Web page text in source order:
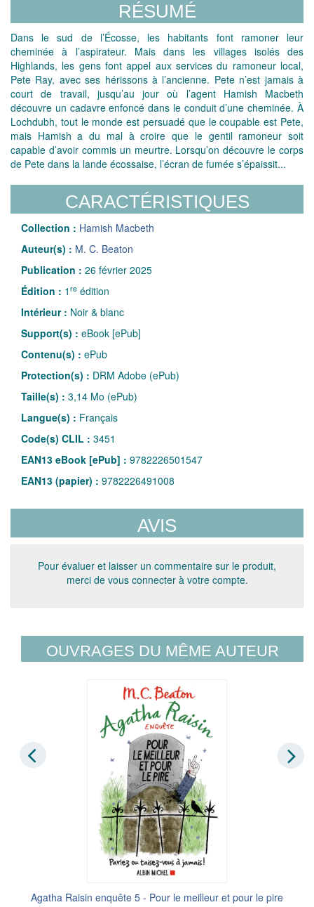
RÉSUMÉ
Dans le sud de l’Écosse, les habitants font ramoner leur
cheminée à l’aspirateur. Mais dans les villages isolés des
Highlands, les gens font appel aux services du ramoneur local,
Pete Ray, avec ses hérissons à l’ancienne. Pete n’est jamais à
court de travail, jusqu’au jour où l’agent Hamish Macbeth
découvre un cadavre enfoncé dans le conduit d’une cheminée. À
Lochdubh, tout le monde est persuadé que le coupable est Pete,
mais Hamish a du mal à croire que le gentil ramoneur soit
capable d’avoir commis un meurtre. Lorsqu’on découvre le corps
de Pete dans la lande écossaise, l’écran de fumée s’épaissit...
CARACTÉRISTIQUES
Collection : Hamish Macbeth
Auteur(s) : M. C. Beaton
Publication : 26 février 2025
Édition : 1 re édition
Intérieur : Noir & blanc
Support(s) : eBook [ePub]
Contenu(s) : ePub
Protection(s) : DRM Adobe (ePub)
Taille(s) : 3,14 Mo (ePub)
Langue(s) : Français
Code(s) CLIL : 3451
EAN13 eBook [ePub] : 9782226501547
EAN13 (papier) : 9782226491008
AVIS
Pour évaluer et laisser un commentaire sur le produit,
merci de vous connecter à votre compte.
OUVRAGES DU MÊME AUTEUR
Agatha Raisin enquête 5 - Pour le meilleur et pour le pire